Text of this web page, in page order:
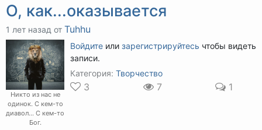
О, как...оказывается
1 лет назад от Tuhhu
Никто из нас не
одинок. С кем-то
диавол... С кем-то
Бог.
Войдите или зарегистрируйтесь чтобы видеть
записи.
Категория: Творчество
3 7 1